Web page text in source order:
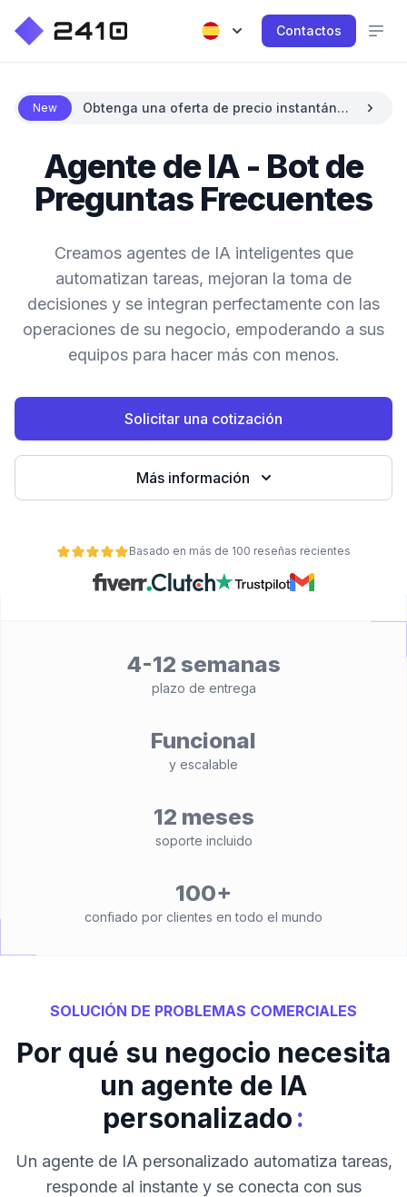
Contactos
New
Obtenga una oferta de precio instantánea
Agente de IA - Bot de
Preguntas Frecuentes
Creamos agentes de IA inteligentes que
automatizan tareas, mejoran la toma de
decisiones y se integran perfectamente con las
operaciones de su negocio, empoderando a sus
equipos para hacer más con menos.
Solicitar una cotización
Más información
Basado en más de 100 reseñas recientes
4-12 semanas
plazo de entrega
Funcional
y escalable
12 meses
soporte incluido
100+
confiado por clientes en todo el mundo
SOLUCIÓN DE PROBLEMAS COMERCIALES
Por qué su negocio necesita
un agente de IA
personalizado:
Un agente de IA personalizado automatiza tareas,
responde al instante y se conecta con sus